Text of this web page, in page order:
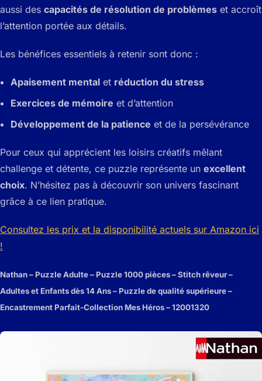
aussi des capacités de résolution de problèmes et accroît
l’attention portée aux détails.
Les bénéfices essentiels à retenir sont donc :
Apaisement mental et réduction du stress
Exercices de mémoire et d’attention
Développement de la patience et de la persévérance
Pour ceux qui apprécient les loisirs créatifs mêlant
challenge et détente, ce puzzle représente un excellent
choix. N’hésitez pas à découvrir son univers fascinant
grâce à ce lien pratique.
Consultez les prix et la disponibilité actuels sur Amazon ici
!
Nathan – Puzzle Adulte – Puzzle 1000 pièces – Stitch rêveur –
Adultes et Enfants dès 14 Ans – Puzzle de qualité supérieure –
Encastrement Parfait-Collection Mes Héros – 12001320